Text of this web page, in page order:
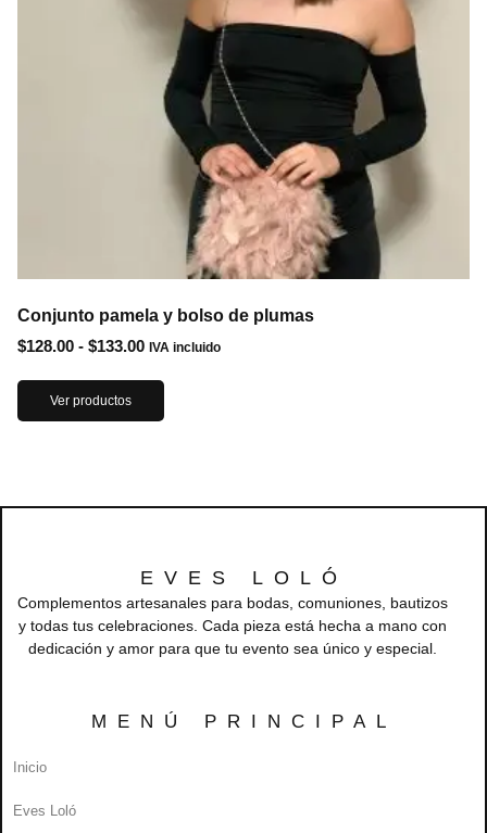
Conjunto pamela y bolso de plumas
$128.00 - $133.00 IVA incluido
Ver productos
EVES LOLÓ
Complementos artesanales para bodas, comuniones, bautizos
y todas tus celebraciones. Cada pieza está hecha a mano con
dedicación y amor para que tu evento sea único y especial.
MENÚ PRINCIPAL
Inicio
Eves Loló